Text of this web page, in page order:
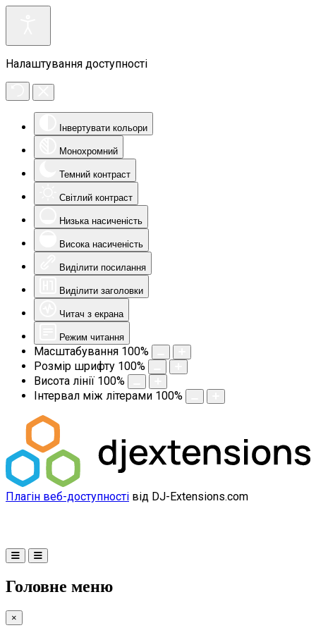
Налаштування доступності
Інвертувати кольори
Монохромний
Темний контраст
Світлий контраст
Низька насиченість
Висока насиченість
Виділити посилання
Виділити заголовки
Читач з екрана
Режим читання
Масштабування 100%
Розмір шрифту 100%
Висота лінії 100%
Інтервал між літерами 100%
Плагін веб-доступності від DJ-Extensions.com
Головне меню
×